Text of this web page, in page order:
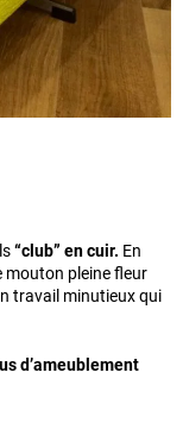
“club” en cuir. En
mouton pleine fleur
travail minutieux qui
d’ameublement